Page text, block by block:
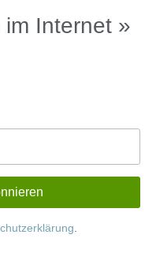
Internet »